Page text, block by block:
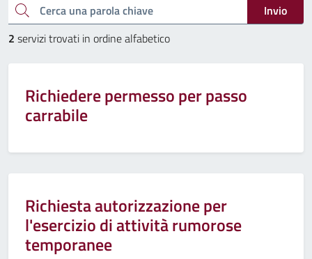
Cerca una parola chiave
Invio
2 servizi trovati in ordine alfabetico
Richiedere permesso per passo
carrabile
Richiesta autorizzazione per
l'esercizio di attività rumorose
temporanee